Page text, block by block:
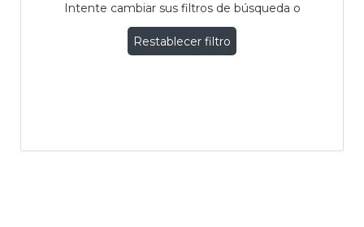
Intente cambiar sus filtros de búsqueda o
Restablecer filtro